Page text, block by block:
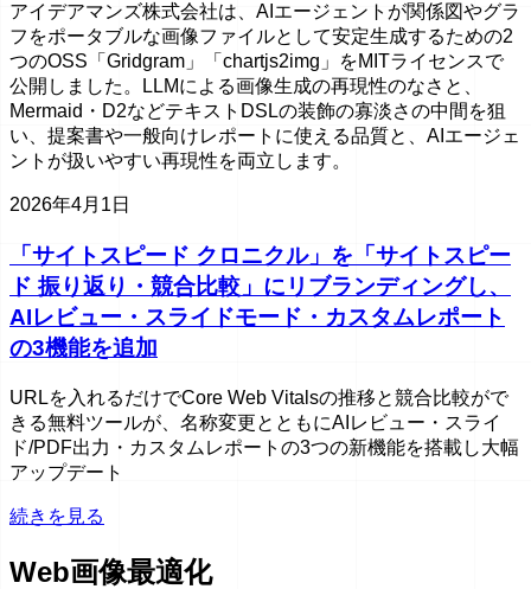
アイデアマンズ株式会社は、AIエージェントが関係図やグラ
フをポータブルな画像ファイルとして安定生成するための2
つのOSS「Gridgram」「chartjs2img」をMITライセンスで
公開しました。LLMによる画像生成の再現性のなさと、
Mermaid・D2などテキストDSLの装飾の寡淡さの中間を狙
い、提案書や一般向けレポートに使える品質と、AIエージェ
ントが扱いやすい再現性を両立します。
2026年4月1日
「サイトスピード クロニクル」を「サイトスピー
ド 振り返り・競合比較」にリブランディングし、
AIレビュー・スライドモード・カスタムレポート
の3機能を追加
URLを入れるだけでCore Web Vitalsの推移と競合比較がで
きる無料ツールが、名称変更とともにAIレビュー・スライ
ド/PDF出力・カスタムレポートの3つの新機能を搭載し大幅
アップデート
続きを見る
Web画像最適化